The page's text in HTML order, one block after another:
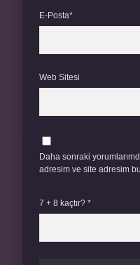
E-Posta*
Web Sitesi
Daha sonraki
adresim ve site adresim
7 + 8 kaçtır? *